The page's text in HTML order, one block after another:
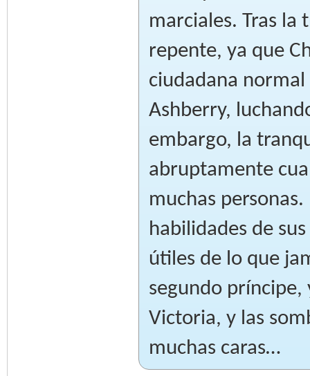
marciales. Tras la
repente, ya que
ciudadana
Ashberry,
embargo, la
abruptamente
muchas
habilidades de
útiles de lo que
segundo príncipe,
Victoria, y las
muchas caras…